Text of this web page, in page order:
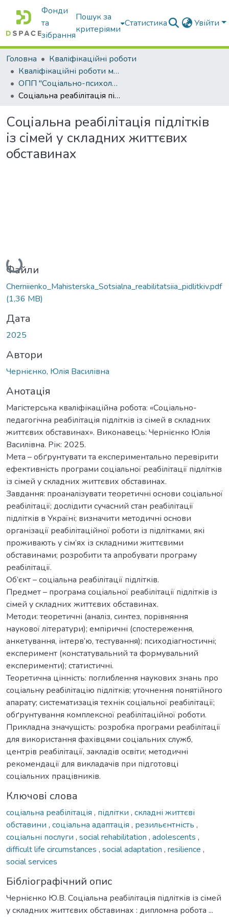
Фонди
та
зібрання
Пошук за
критеріями
Статистика Увійти
Головна
Кваліфікаційні роботи
Кваліфікаційні роботи магістрів
ОПП "Соціально-психологічна реабілітація"
Соціальна реабілітація підлітків із сімей у складних життєвих обставинах
Соціальна реабілітація підлітків
із сімей у складних життєвих
обставинах
Вантажиться...
Файли
Cherniienko_Mahisterska_Sotsialna_reabilitatsiia_pidlitkiv.pdf
(1,36 MB)
Дата
2025
Автори
Чернієнко, Юлія Василівна
Анотація
Магістерська кваліфікаційна робота: «Соціально-
педагогічна реабілітація підлітків із сімей в складних
життєвих обставинах». Виконавець: Чернієнко Юлія
Василівна. Рік: 2025.
Мета – обґрунтувати та експериментально перевірити
ефективність програми соціальної реабілітації підлітків
із сімей у складних життєвих обставинах.
Завдання: проаналізувати теоретичні основи соціальної
реабілітації; дослідити сучасний стан реабілітації
підлітків в Україні; визначити методичні основи
організації реабілітаційної роботи із підлітками, які
проживають у сім’ях із складними життєвими
обставинами; розробити та апробувати програму
реабілітації.
Об’єкт – соціальна реабілітації підлітків.
Предмет – програма соціальної реабілітації підлітків із
сімей у складних життєвих обставинах.
Методи: теоретичні (аналіз, синтез, порівняння
наукової літератури); емпіричні (спостереження,
анкетування, інтерв’ю, тестування); психодіагностичні;
експеримент (констатувальний та формувальний
експерименти); статистичні.
Теоретична цінність: поглиблення наукових знань про
соціальну реабілітацію підлітків; уточнення понятійного
апарату; систематизація технік соціальної реабілітації;
обґрунтування комплексної реабілітаційної роботи.
Прикладна значущість: розробка програми реабілітації
для використання фахівцями соціальних служб,
центрів реабілітації, закладів освіти; методичні
рекомендації для викладачів при підготовці
соціальних працівників.
Ключові слова
соціальна реабілітація , підлітки , складні життєві
обставини , соціальна адаптація , резильєнтність ,
соціальні послуги , social rehabilitation , adolescents ,
difficult life circumstances , social adaptation , resilience ,
social services
Бібліографічний опис
Чернієнко Ю.В. Соціальна реабілітація підлітків із сімей
у складних життєвих обставинах : дипломна робота ...